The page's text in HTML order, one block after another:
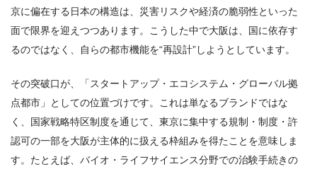
京に偏在する日本の構造は、災害リスクや経済の脆弱性といった
面で限界を迎えつつあります。こうした中で大阪は、国に依存す
るのではなく、自らの都市機能を“再設計”しようとしています。
その突破口が、「スタートアップ・エコシステム・グローバル拠
点都市」としての位置づけです。これは単なるブランドではな
く、国家戦略特区制度を通じて、東京に集中する規制・制度・許
認可の一部を大阪が主体的に扱える枠組みを得たことを意味しま
す。たとえば、バイオ・ライフサイエンス分野での治験手続きの